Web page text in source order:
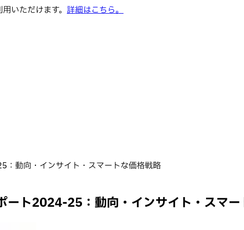
いただけます。 詳細はこちら。
動向・インサイト・スマートな価格戦略
ート2024-25：動向・インサイト・スマ